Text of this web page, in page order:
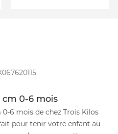
cm 0-6 mois
6 mois de chez Trois Kilos
pour tenir votre enfant au